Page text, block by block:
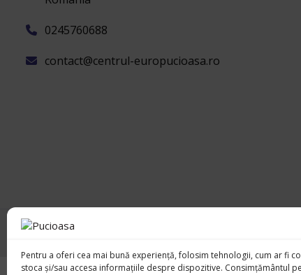
Pentru a oferi cea mai bună experiență, folosim tehnologii, cum ar fi
stoca și/sau accesa informațiile despre dispozitive. Consimțământul
0245760688
contact@centrul-europucioasa.ro
Copyright © 2026 Centrul European